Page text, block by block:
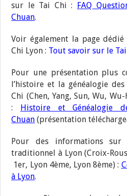
sur le Tai Chi : FAQ
Chuan.
Voir également la page
Chi Lyon : Tout savoir sur le
Pour une présentation plus
l’histoire et la généalogie
Chi (Chen, Yang, Sun, Wu,
: Histoire et Généalogie
Chuan (présentation
Pour des informations
traditionnel à Lyon (Croix-
1er, Lyon 4ème, Lyon 8ème) :
à Lyon.